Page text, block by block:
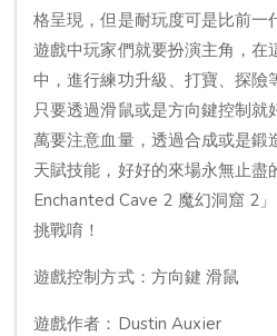
格呈現，但是耐玩度可是比前一
遊戲中玩家們就要扮演主角，在
中，進行練功升級、打寶、探險
只要透過滑鼠或是方向鍵控制就
萬要注意血量，透過合成或是鍛
天賦技能，好好的來場永無止盡
Enchanted Cave 2 魔幻洞窟 2
挑戰唷！
遊戲控制方式：方向鍵 滑鼠
遊戲作者：Dustin Auxier